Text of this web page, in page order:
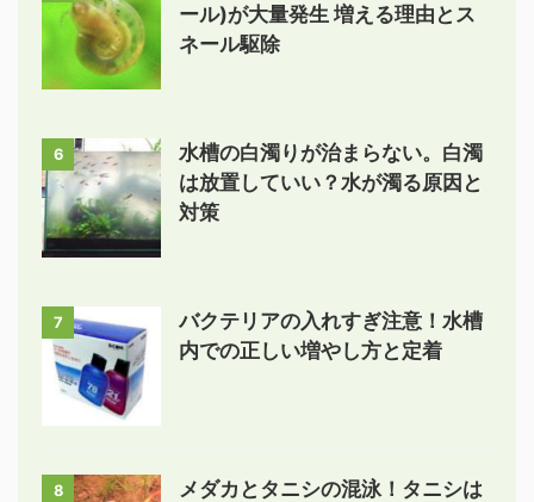
ール)が大量発生 増える理由とス
ネール駆除
6
水槽の白濁りが治まらない。白濁
は放置していい？水が濁る原因と
対策
7
バクテリアの入れすぎ注意！水槽
内での正しい増やし方と定着
8
メダカとタニシの混泳！タニシは